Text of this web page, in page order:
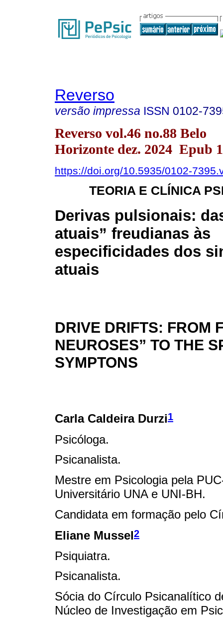
Reverso
versão impressa ISSN 0102-
Reverso vol.46 no.88 Belo
Horizonte dez. 2024 Epub
https://doi.org/10.5935/0102-
TEORIA E CLÍNICA
Derivas pulsionais:
atuais” freudianas às
especificidades dos
atuais
DRIVE DRIFTS: FROM
NEUROSES” TO THE
SYMPTONS
Carla Caldeira Durzi1
Psicóloga.
Psicanalista.
Mestre em Psicologia pela
Universitário UNA e UNI-BH.
Candidata em formação pelo
Eliane Mussel2
Psiquiatra.
Psicanalista.
Sócia do Círculo Psicanalítico
Núcleo de Investigação em